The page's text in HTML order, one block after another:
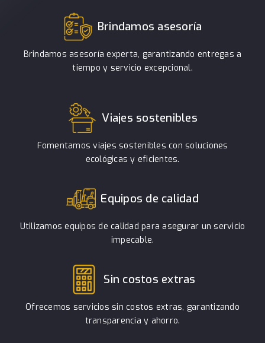
Brindamos asesoría
Brindamos asesoría experta, garantizando entregas a
tiempo y servicio excepcional.
Viajes sostenibles
Fomentamos viajes sostenibles con soluciones
ecológicas y eficientes.
Equipos de calidad
Utilizamos equipos de calidad para asegurar un servicio
impecable.
Sin costos extras
Ofrecemos servicios sin costos extras, garantizando
transparencia y ahorro.